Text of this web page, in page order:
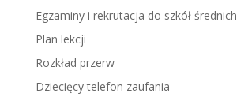
Egzaminy i rekrutacja do szkół średnich
Plan lekcji
Rozkład przerw
Dziecięcy telefon zaufania